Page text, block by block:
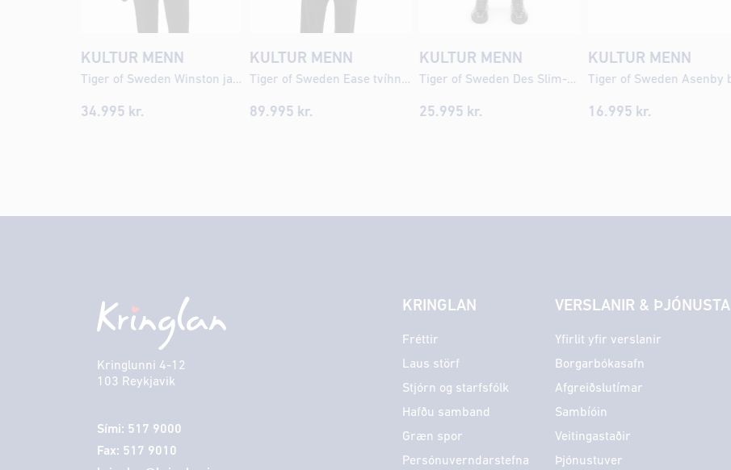
KULTUR MENN
Tiger of Sweden Winston jakkafatavesti
34.995 kr.
KULTUR MENN
Tiger of Sweden Ease tvíhnepptur blazer jakki
89.995 kr.
KULTUR MENN
Tiger of Sweden Des Slim-Straight gallabuxur
25.995 kr.
KULTUR MENN
16.995 kr.
Kringlunni 4-12
103 Reykjavik
Sími: 517 9000
Fax: 517 9010
KRINGLAN
Fréttir
Laus störf
Stjórn og starfsfólk
Hafðu samband
Græn spor
Persónuverndarstefna
VERSLANIR & ÞJÓNUSTA
Yfirlit yfir verslanir
Borgarbókasafn
Afgreiðslutímar
Sambíóin
Veitingastaðir
Þjónustuver